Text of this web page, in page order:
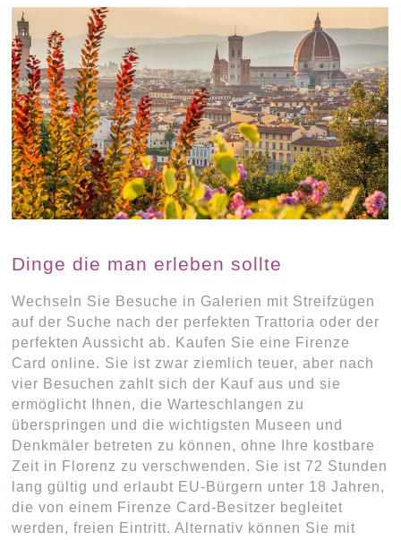
Dinge die man erleben sollte
Wechseln Sie Besuche in Galerien mit Streifzügen
auf der Suche nach der perfekten Trattoria oder der
perfekten Aussicht ab. Kaufen Sie eine Firenze
Card online. Sie ist zwar ziemlich teuer, aber nach
vier Besuchen zahlt sich der Kauf aus und sie
ermöglicht Ihnen, die Warteschlangen zu
überspringen und die wichtigsten Museen und
Denkmäler betreten zu können, ohne Ihre kostbare
Zeit in Florenz zu verschwenden. Sie ist 72 Stunden
lang gültig und erlaubt EU-Bürgern unter 18 Jahren,
die von einem Firenze Card-Besitzer begleitet
werden, freien Eintritt. Alternativ können Sie mit